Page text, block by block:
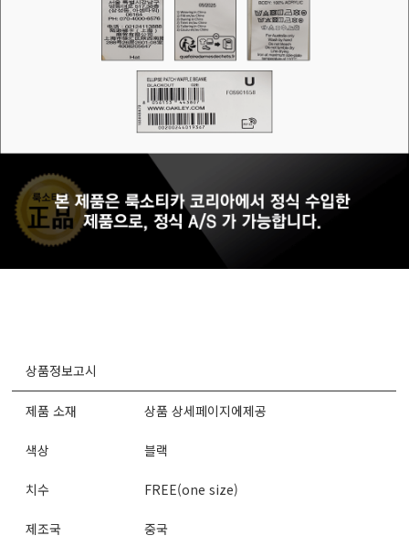
상품정보고시
제품 소재 상품 상세페이지에제공
색상 블랙
치수 FREE(one size)
제조국 중국